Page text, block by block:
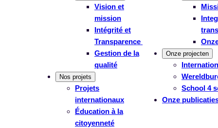
Vision et
mission
Intégrité et
Transparence
Gestion de la
qualité
Nos projets
Projets
internationaux
Éducation à la
citoyenneté
Onze projecten
School 4
Onze